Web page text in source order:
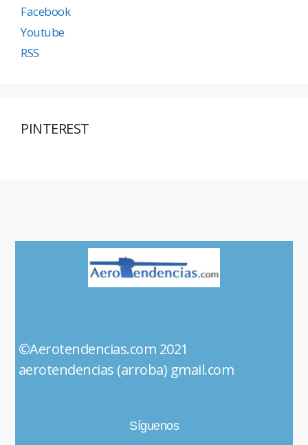
Facebook
Youtube
RSS
PINTEREST
©Aerotendencias.com 2021
aerotendencias (arroba) gmail.com
Síguenos